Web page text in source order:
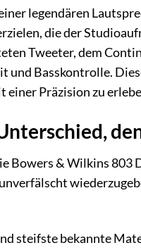
legendären
die der
Tweeter, dem
Basskontrolle.
Präzision zu
Bowers & Wilkins 803
steifste bekannte